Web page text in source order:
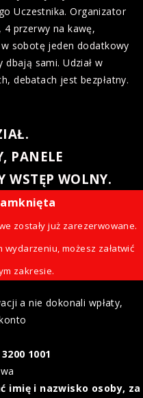
Uczestnika. Organizator
4 przerwy na kawę,
sobotę jeden dodatkowy
dbają sami. Udział w
debatach jest bezpłatny.
PANELE
WSTĘP WOLNY.
zostały już zarezerwowane.
wydarzeniu, możesz załatwić
zakresie.
a nie dokonali wpłaty,
1001
imię i nazwisko osoby, za